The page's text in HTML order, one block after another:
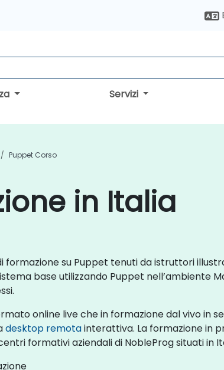
Servizi
Puppet Corso
in Italia
formazione su Puppet tenuti da istruttori
base utilizzando Puppet nell’ambiente
online live che in formazione dal vivo in
desktop remotainterattiva. La formazione in
formativi aziendali di NobleProg situati in